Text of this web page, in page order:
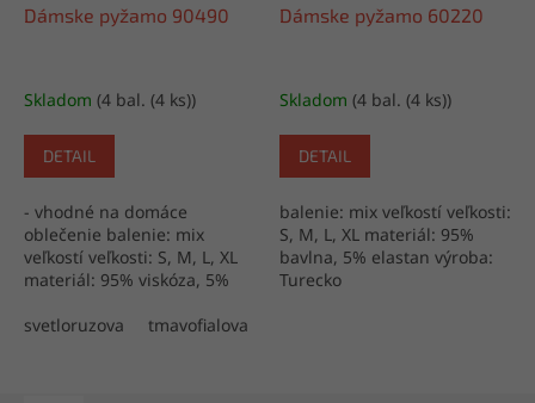
Dámske pyžamo 90490
Skladom (4 bal. (4 ks))
DETAIL
- vhodné na domáce
oblečenie balenie: mix
veľkostí veľkosti: S, M, L, XL
materiál: 95% viskóza, 5%
svetloruzova
tmavofialova
Dámske pyžamo 60220
Skladom (4 bal. (4 ks))
DETAIL
balenie: mix veľkostí veľkosti:
S, M, L, XL materiál: 95%
bavlna, 5% elastan výroba:
Turecko